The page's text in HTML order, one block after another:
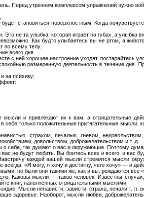
Перед утренним комплексом упражнений нужно
становиться поверхностным. Когда
не та улыбка, которая играет на губах, а улыбка
Как будто улыбаетесь вы не ртом, а
по всему телу.
всего дня.
с ней хорошее настроение уходят, постарайтесь
размеренную деятельность в течение дня.
на психику;
и привлекают их к вам, а отрицательные
себе только положительные притягательные
страхом, печалью, гневом,
довольством, доброжелательством и т. д.
себе, так думают о вас и окружающие. Поэтому
не будут любить. Вы боитесь всех и всего, и вас
каждой вашей мысли стремятся мысли
«Я могу, я хочу и достигну, чего хочу» — и
но были они такими же, как и вы: рождаются все
Каковы мысли — таков человек. Известны
книг, наполненных отрицательными мыслями.
Мысли ненависти, зависти, страха, печали т. п.
здоровье. Наоборот, мысли любви,